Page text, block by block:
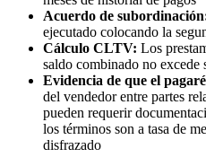
Acuerdo de
ejecutado colocando la
Cálculo CLTV: Los
saldo combinado no
Evidencia de que el
del vendedor entre partes
pueden requerir
los términos son a tasa de
disfrazado